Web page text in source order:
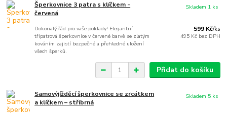
Šperkovnice 3 patra s klíčkem -
červená
Dokonalý řád pro vaše poklady! Elegantní
třípatrová šperkovnice v červené barvě se zlatým
kováním zajistí bezpečné a přehledné uložení
všech šperků.
599 Kč/ks
495 Kč bez DPH
Skladem 1 ks
Přidat do košíku
Samovýjížděcí šperkovnice se zrcátkem
a klíčkem – stříbrná
Skladem 5 ks